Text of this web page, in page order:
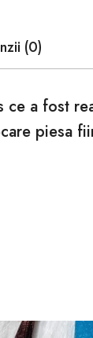
(0)
a fost
piesa